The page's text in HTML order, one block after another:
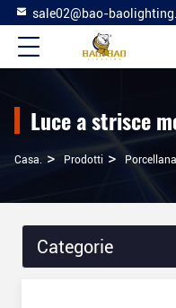
sale02@bao-
Luce a strisce
Casa. > Prodotti >
Categorie